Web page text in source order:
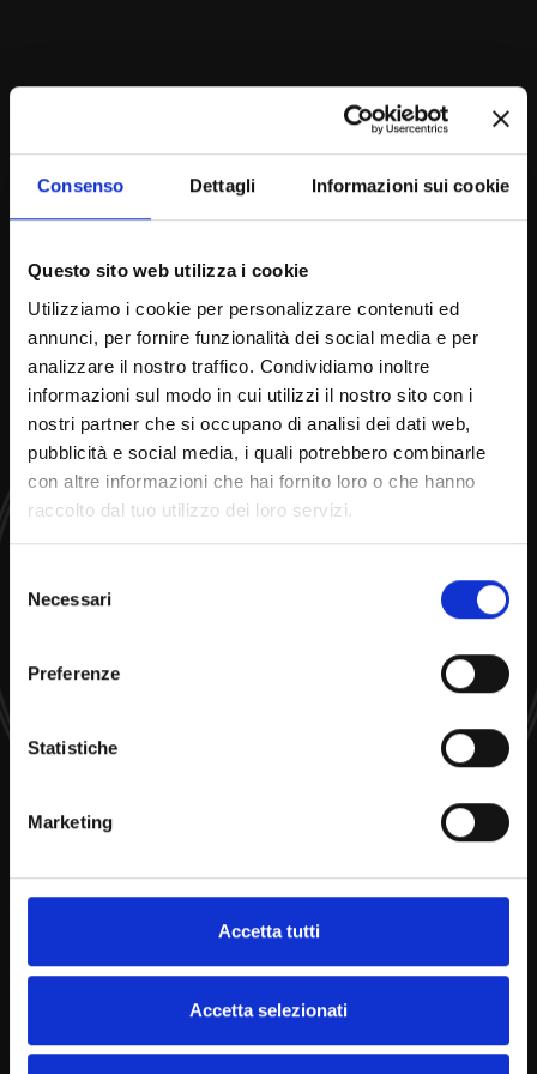
Consenso Dettagli Informazioni sui cookie
Questo sito web utilizza i cookie
Utilizziamo i cookie per personalizzare contenuti ed
annunci, per fornire funzionalità dei social media e per
analizzare il nostro traffico. Condividiamo inoltre
informazioni sul modo in cui utilizzi il nostro sito con i
nostri partner che si occupano di analisi dei dati web,
pubblicità e social media, i quali potrebbero combinarle
con altre informazioni che hai fornito loro o che hanno
raccolto dal tuo utilizzo dei loro servizi.
delNecessari
Preferenze
Statistiche
Marketing
Accetta tutti
Accetta selezionati